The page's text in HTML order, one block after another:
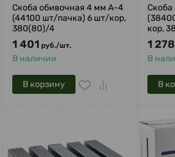
Скоба обивочная 4 мм A-4
(44100 шт/пачка) 6 шт/кор,
380(80)/4
1 401 руб./шт.
В наличии
В корзину
кор,
1 278
В
В